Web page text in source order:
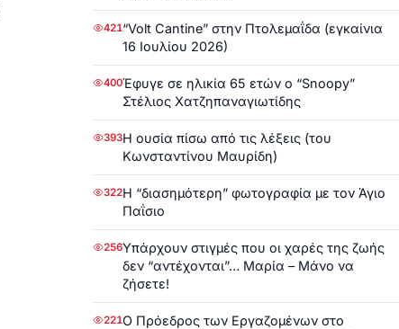
421“Volt Cantine” στην Πτολεμαΐδα (εγκαίνια
16 Ιουλίου 2026)
400Έφυγε σε ηλικία 65 ετών ο “Snoopy”
Στέλιος Χατζηπαναγιωτίδης
393Η ουσία πίσω από τις λέξεις (του
Κωνσταντίνου Μαυρίδη)
322Η “διασημότερη” φωτογραφία με τον Άγιο
Παΐσιο
256Υπάρχουν στιγμές που οι χαρές της ζωής
δεν “αντέχονται”… Μαρία – Μάνο να
ζήσετε!
221Ο Πρόεδρος των Εργαζομένων στο